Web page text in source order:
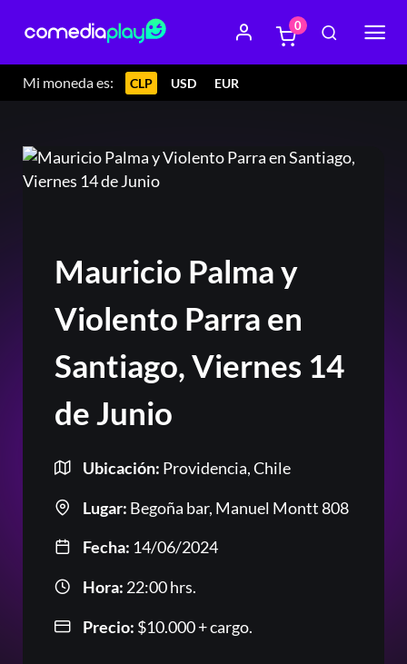
Mi moneda es: CLP USD EUR
0
Mauricio Palma y
Violento Parra en
Santiago, Viernes 14
de Junio
Ubicación: Providencia, Chile
Lugar: Begoña bar, Manuel Montt 808
Fecha: 14/06/2024
Hora: 22:00 hrs.
Precio: $10.000+ cargo.